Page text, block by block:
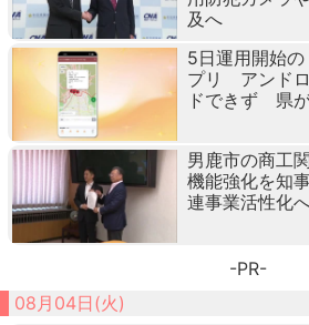
及へ
5日運用開始
プリ アンド
ドできず 県
男鹿市の商工
機能強化を知
連事業活性化
-PR-
08月04日(火)